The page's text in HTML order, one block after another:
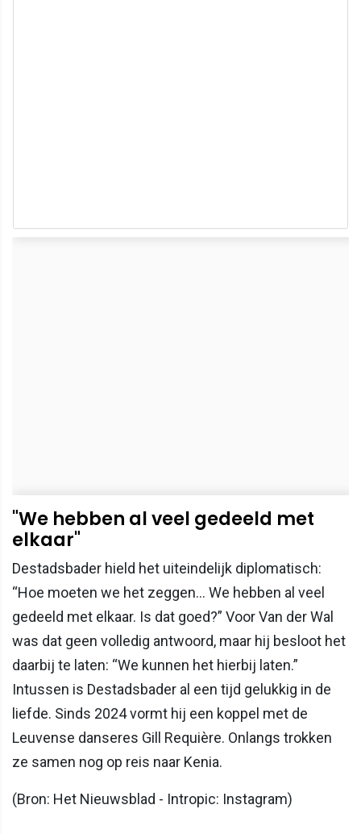
"We hebben al veel gedeeld met
elkaar"
Destadsbader hield het uiteindelijk diplomatisch:
“Hoe moeten we het zeggen... We hebben al veel
gedeeld met elkaar. Is dat goed?” Voor Van der Wal
was dat geen volledig antwoord, maar hij besloot het
daarbij te laten: “We kunnen het hierbij laten.”
Intussen is Destadsbader al een tijd gelukkig in de
liefde. Sinds 2024 vormt hij een koppel met de
Leuvense danseres Gill Requière. Onlangs trokken
ze samen nog op reis naar Kenia.
(Bron: Het Nieuwsblad - Intropic: Instagram)